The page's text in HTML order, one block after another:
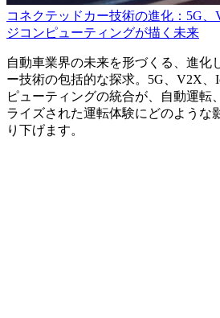
コネクテッドカー技術の進化：5G
ジコンピューティングが描く未来
自動車業界の未来を形づくる、進化
ー技術の包括的な探求。5G、V2X
ピューティングの統合が、自動運転
ライズされた運転体験にどのような
り下げます。